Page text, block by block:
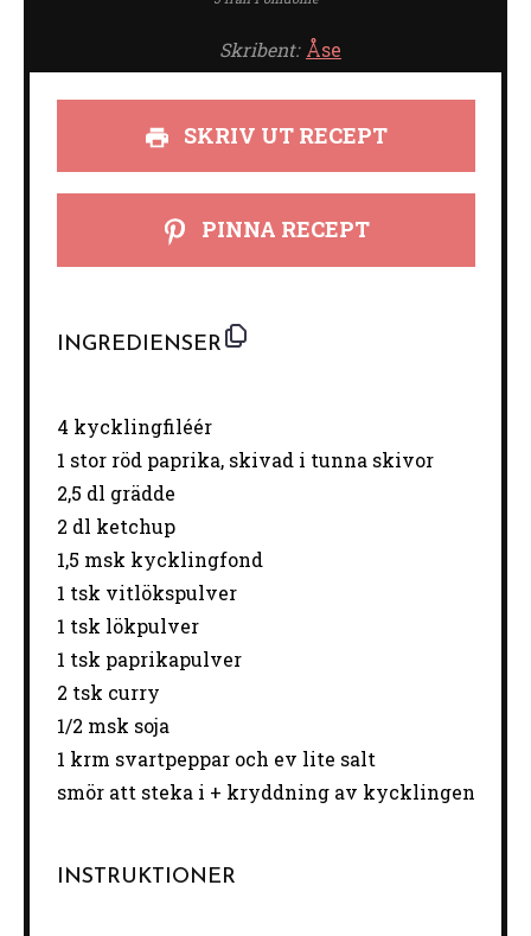
Skribent: Åse
SKRIV UT RECEPT
PINNA RECEPT
INGREDIENSER
4 kycklingfiléér
1 stor röd paprika, skivad i tunna skivor
2,5 dl grädde
2 dl ketchup
1,5 msk kycklingfond
1 tsk vitlökspulver
1 tsk lökpulver
1 tsk paprikapulver
2 tsk curry
1/2 msk soja
1 krm svartpeppar och ev lite salt
smör att steka i + kryddning av kycklingen
INSTRUKTIONER